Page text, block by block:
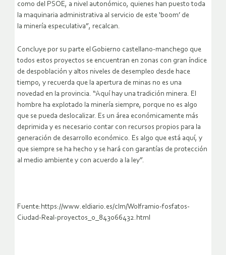
como del PSOE, a nivel autonómico, quienes han puesto toda
la maquinaria administrativa al servicio de este ‘boom’ de
la minería especulativa”, recalcan.
Concluye por su parte el Gobierno castellano-manchego que
todos estos proyectos se encuentran en zonas con gran índice
de despoblación y altos niveles de desempleo desde hace
tiempo, y recuerda que la apertura de minas no es una
novedad en la provincia. “Aquí hay una tradición minera. El
hombre ha explotado la minería siempre, porque no es algo
que se pueda deslocalizar. Es un área económicamente más
deprimida y es necesario contar con recursos propios para la
generación de desarrollo económico. Es algo que está aquí, y
que siempre se ha hecho y se hará con garantías de protección
al medio ambiente y con acuerdo a la ley”.
Fuente:https://www.eldiario.es/clm/Wolframio-fosfatos-
Ciudad-Real-proyectos_0_843066432.html